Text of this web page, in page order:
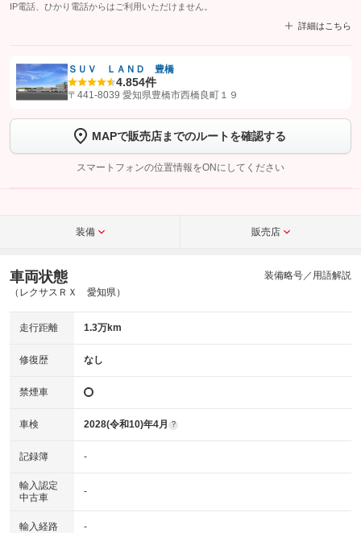
IP電話、ひかり電話からはご利用いただけません。
詳細はこちら
【STEP1】認証画面でグーネットを友だち追加してから「許可する」ボタンを押
トーク画面で
ボタンをタップして問い合わせを
完了してください。
こちら
ＳＵＶ ＬＡＮＤ 豊橋
4.854件
〒441-8039 愛知県豊橋市西橋良町１９
MAPで販売店までのルートを確認する
スマートフォンの位置情報をONにしてください
装備 販売店
車両状態
（レクサスＲＸ 愛知県）
装備略号／用語解説
走行距離 1.3万km
修復歴 なし
禁煙車
車検 2028(令和10)年4月 ?
記録簿 -
輸入認定
中古車
-
輸入経路 -